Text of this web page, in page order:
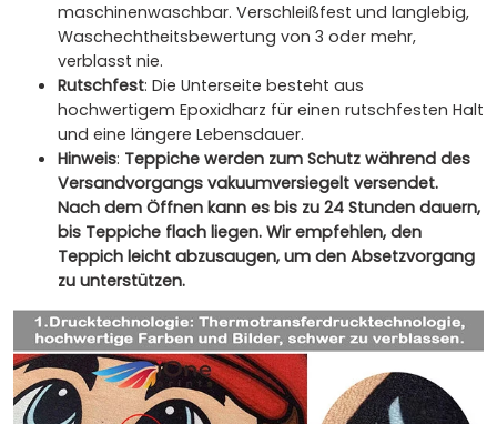
maschinenwaschbar. Verschleißfest und langlebig,
Waschechtheitsbewertung von 3 oder mehr,
verblasst nie.
Rutschfest: Die Unterseite besteht aus
hochwertigem Epoxidharz für einen rutschfesten Halt
und eine längere Lebensdauer.
Hinweis: Teppiche werden zum Schutz während des
Versandvorgangs vakuumversiegelt versendet.
Nach dem Öffnen kann es bis zu 24 Stunden dauern,
bis Teppiche flach liegen. Wir empfehlen, den
Teppich leicht abzusaugen, um den Absetzvorgang
zu unterstützen.